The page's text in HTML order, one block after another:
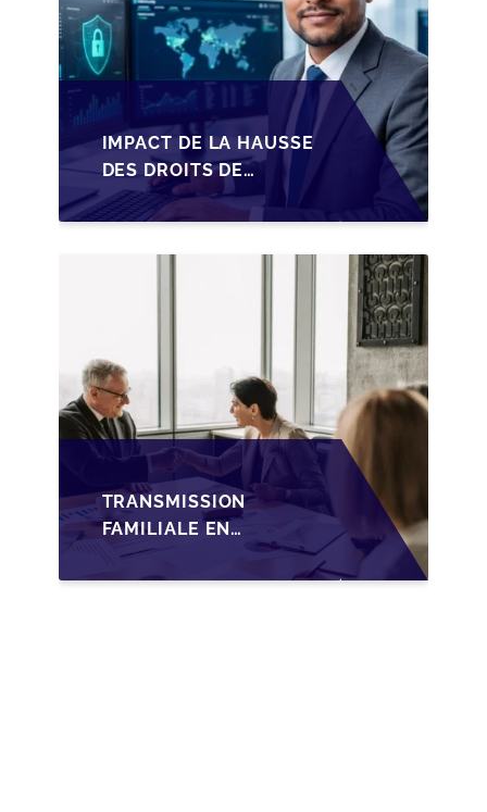
IMPACT DE LA HAUSSE
DES DROITS DE
SUCCESSION EN
WALLONIE SUR LA
TRANSMISSION
TRANSMISSION
FAMILIALE EN
WALLONIE :
NOUVELLES